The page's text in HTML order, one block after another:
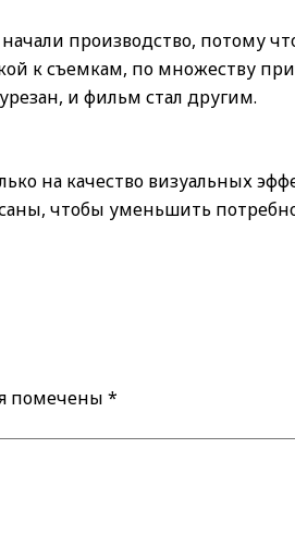
производство, потому
к съемкам, по множеству
и фильм стал другим.
на качество визуальных
чтобы уменьшить
помечены *